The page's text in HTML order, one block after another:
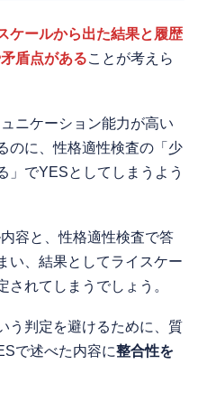
ケールから出た結果と履歴
盾点があることが考えら
ニケーション能力が高い
のに、性格適性検査の「少
」でYESとしてしまうよう
容と、性格適性検査で答
い、結果としてライスケー
されてしまうでしょう。
う判定を避けるために、質
で述べた内容に整合性を